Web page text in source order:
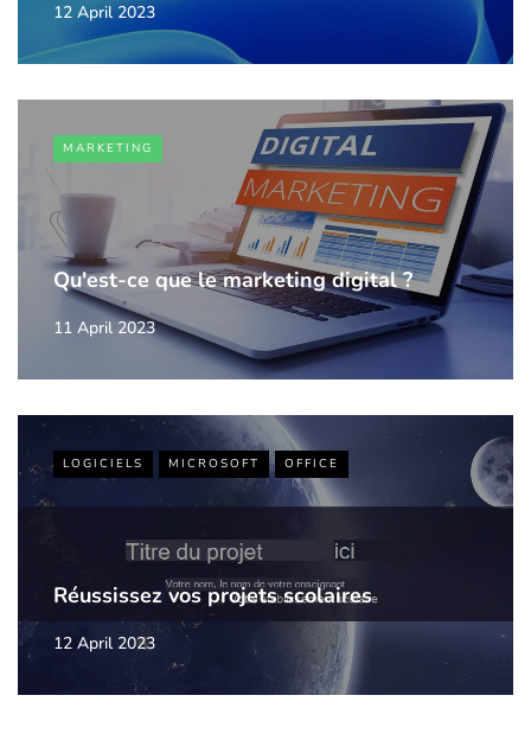
12 April 2023
MARKETING
Qu'est-ce que le marketing digital ?
11 April 2023
LOGICIELS MICROSOFT OFFICE
Réussissez vos projets scolaires
12 April 2023